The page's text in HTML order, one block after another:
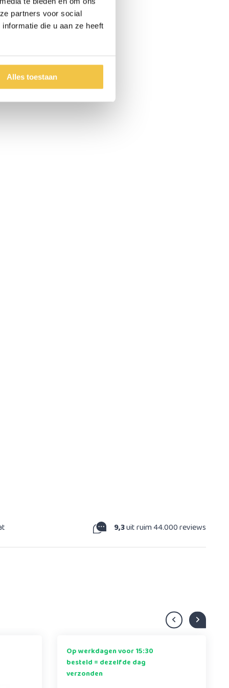
partners voor social
die u aan ze heeft
Alles toestaan
9,3uit ruim 44.000 reviews
Op werkdagen voor 15:30
besteld = dezelfde dag
verzonden